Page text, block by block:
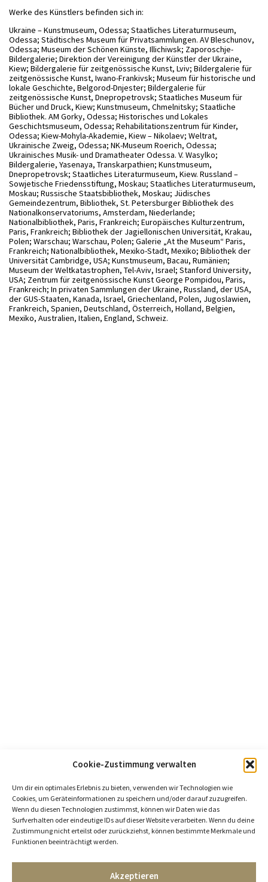
Cookie-Zustimmung verwalten
Um dir ein optimales Erlebnis zu bieten, verwenden wir Technologien wie
Cookies, um Geräteinformationen zu speichern und/oder darauf zuzugreifen.
Wenn du diesen Technologien zustimmst, können wir Daten wie das
Surfverhalten oder eindeutige IDs auf dieser Website verarbeiten. Wenn du deine
Zustimmung nicht erteilst oder zurückziehst, können bestimmte Merkmale und
Funktionen beeinträchtigt werden.
Akzeptieren
Werke des Künstlers befinden sich in:
Ukraine – Kunstmuseum, Odessa; Staatliches Literaturmuseum,
Odessa; Städtisches Museum für Privatsammlungen. AV Bleschunov,
Odessa; Museum der Schönen Künste, Illichiwsk; Zaporoschje-
Bildergalerie; Direktion der Vereinigung der Künstler der Ukraine,
Kiew; Bildergalerie für zeitgenössische Kunst, Lviv; Bildergalerie für
zeitgenössische Kunst, Iwano-Frankivsk; Museum für historische und
lokale Geschichte, Belgorod-Dnjester; Bildergalerie für
zeitgenössische Kunst, Dnepropetrovsk; Staatliches Museum für
Bücher und Druck, Kiew; Kunstmuseum, Chmelnitsky; Staatliche
Bibliothek. AM Gorky, Odessa; Historisches und Lokales
Geschichtsmuseum, Odessa; Rehabilitationszentrum für Kinder,
Odessa; Kiew-Mohyla-Akademie, Kiew – Nikolaev; Weltrat,
Ukrainische Zweig, Odessa; NK-Museum Roerich, Odessa;
Ukrainisches Musik- und Dramatheater Odessa. V. Wasylko;
Bildergalerie, Yasenaya, Transkarpathien; Kunstmuseum,
Dnepropetrovsk; Staatliches Literaturmuseum, Kiew. Russland –
Sowjetische Friedensstiftung, Moskau; Staatliches Literaturmuseum,
Moskau; Russische Staatsbibliothek, Moskau; Jüdisches
Gemeindezentrum, Bibliothek, St. Petersburger Bibliothek des
Nationalkonservatoriums, Amsterdam, Niederlande;
Nationalbibliothek, Paris, Frankreich; Europäisches Kulturzentrum,
Paris, Frankreich; Bibliothek der Jagiellonischen Universität, Krakau,
Polen; Warschau; Warschau, Polen; Galerie „At the Museum“ Paris,
Frankreich; Nationalbibliothek, Mexiko-Stadt, Mexiko; Bibliothek der
Universität Cambridge, USA; Kunstmuseum, Bacau, Rumänien;
Museum der Weltkatastrophen, Tel-Aviv, Israel; Stanford University,
USA; Zentrum für zeitgenössische Kunst George Pompidou, Paris,
Frankreich; In privaten Sammlungen der Ukraine, Russland, der USA,
der GUS-Staaten, Kanada, Israel, Griechenland, Polen, Jugoslawien,
Frankreich, Spanien, Deutschland, Österreich, Holland, Belgien,
Mexiko, Australien, Italien, England, Schweiz.